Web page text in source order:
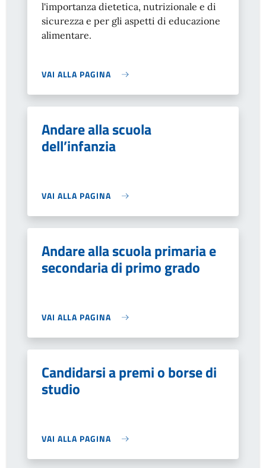
l'importanza dietetica, nutrizionale e di
sicurezza e per gli aspetti di educazione
alimentare.
VAI ALLA PAGINA
Andare alla scuola
dell’infanzia
VAI ALLA PAGINA
Andare alla scuola primaria e
secondaria di primo grado
VAI ALLA PAGINA
Candidarsi a premi o borse di
studio
VAI ALLA PAGINA